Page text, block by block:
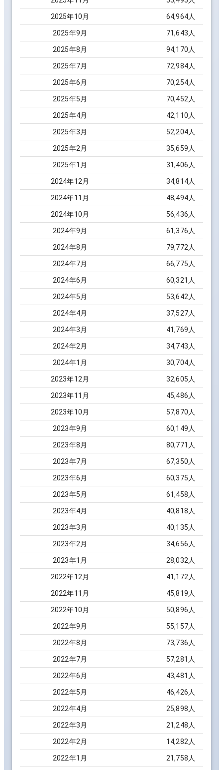
2025年10 月 64,964人
2025年9 月 71,643 人
2025年8 月 94,170 人
2025年7月 72,984人
2025年6 月 70,254人
2025年5 月 70,452 人
2025年4月 42,110 人
2025年3 月 52,204人
2025年2 月 35,659 人
2025年1 月 31,406 人
2024年12 月 34,814人
2024年11 月 48,494人
2024年10 月 56,436 人
2024年9 月 61,376 人
2024年8 月 79,772 人
2024年7月 66,775 人
2024年6 月 60,321 人
2024年5 月 53,642 人
2024年4月 37,527人
2024年3 月 41,769 人
2024年2 月 34,743 人
2024年1 月 30,704人
2023年12 月 32,605 人
2023年11 月 45,486 人
2023年10 月 57,870 人
2023年9 月 60,149 人
2023年8 月 80,771 人
2023年7月 67,350 人
2023年6 月 60,375 人
2023年5 月 61,458 人
2023年4月 40,818 人
2023年3 月 40,135 人
2023年2 月 34,656 人
2023年1 月 28,032 人
2022年12 月 41,172 人
2022年11 月 45,819 人
2022年10 月 50,896 人
2022年9 月 55,157人
2022年8 月 73,736 人
2022年7月 57,281 人
2022年6 月 43,481 人
2022年5 月 46,426 人
2022年4月 25,898 人
2022年3 月 21,248 人
2022年2 月 14,282 人
2022年1 月 21,758 人